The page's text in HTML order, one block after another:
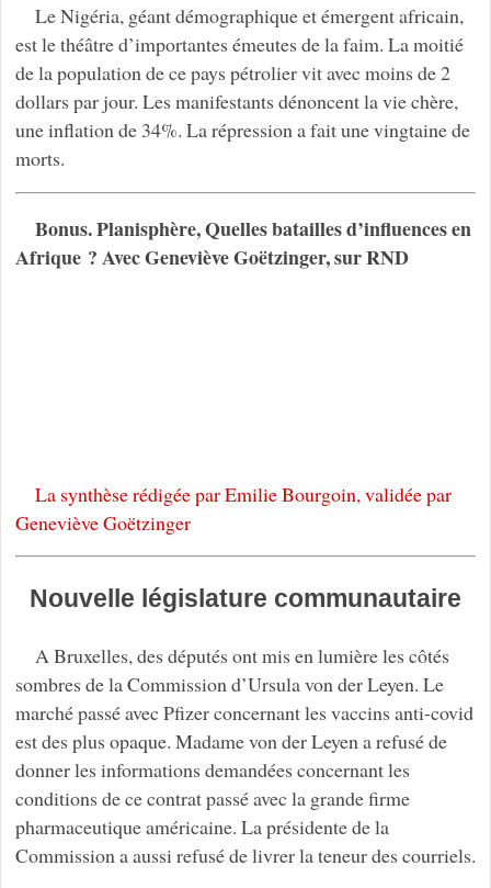
Le Nigéria, géant démographique et émergent africain,
est le théâtre d’importantes émeutes de la faim. La moitié
de la population de ce pays pétrolier vit avec moins de 2
dollars par jour. Les manifestants dénoncent la vie chère,
une inflation de 34%. La répression a fait une vingtaine de
morts.
Bonus. Planisphère, Quelles batailles d’influences en
Afrique ? Avec Geneviève Goëtzinger, sur RND
La synthèse rédigée par Emilie Bourgoin, validée par
Geneviève Goëtzinger
Nouvelle législature communautaire
A Bruxelles, des députés ont mis en lumière les côtés
sombres de la Commission d’Ursula von der Leyen. Le
marché passé avec Pfizer concernant les vaccins anti-covid
est des plus opaque. Madame von der Leyen a refusé de
donner les informations demandées concernant les
conditions de ce contrat passé avec la grande firme
pharmaceutique américaine. La présidente de la
Commission a aussi refusé de livrer la teneur des courriels.